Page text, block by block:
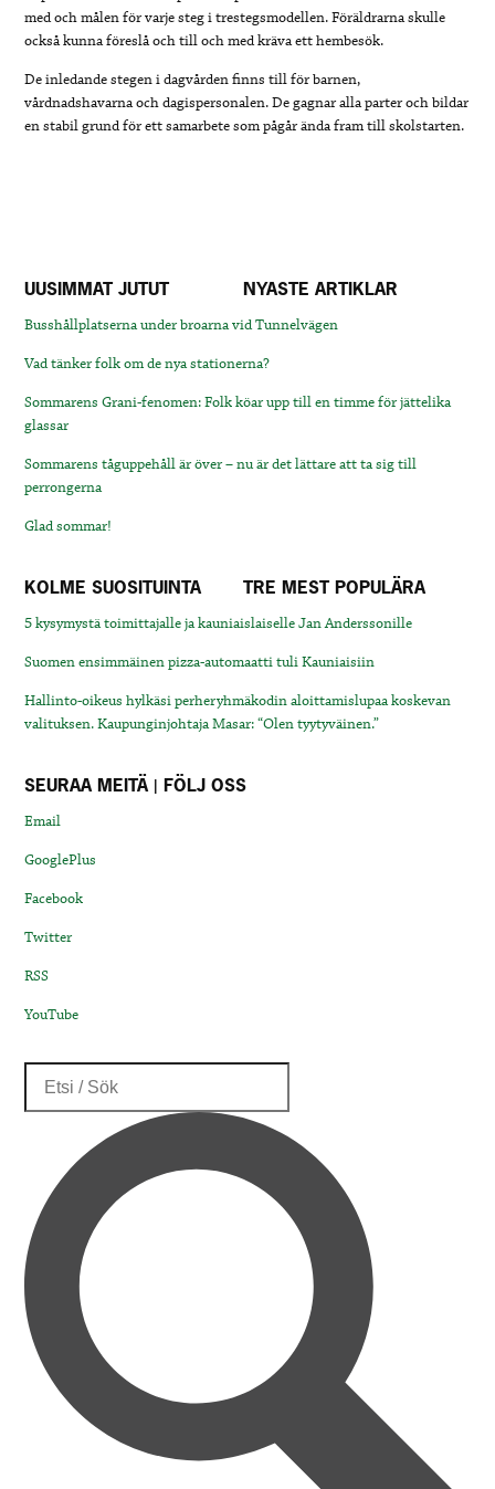
med och målen för varje steg i trestegsmodellen. Föräldrarna skulle
också kunna föreslå och till och med kräva ett hembesök.
De inledande stegen i dagvården finns till för barnen,
vårdnadshavarna och dagispersonalen.De gagnar alla parter och bildar
en stabil grund för ett samarbete som pågår ända fram till skolstarten.
UUSIMMAT JUTUT NYASTE ARTIKLAR
Busshållplatserna under broarna vid Tunnelvägen
Vad tänker folk om de nya stationerna?
Sommarens Grani-fenomen: Folk köar upp till en timme för jättelika
glassar
Sommarens tåguppehåll är över – nu är det lättare att ta sig till
perrongerna
Glad sommar!
KOLME SUOSITUINTA TRE MEST POPULÄRA
5 kysymystä toimittajalle ja kauniaislaiselle Jan Anderssonille
Suomen ensimmäinen pizza-automaatti tuli Kauniaisiin
Hallinto-oikeus hylkäsi perheryhmäkodin aloittamislupaa koskevan
valituksen. Kaupunginjohtaja Masar: “Olen tyytyväinen.”
SEURAA MEITÄ | FÖLJ OSS
Email
GooglePlus
Facebook
Twitter
RSS
YouTube